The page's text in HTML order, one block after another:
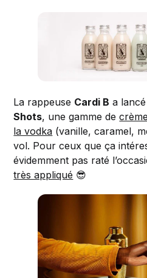
La rappeuse Cardi B a
Shots, une gamme de
la vodka (vanille, caramel,
vol. Pour ceux que ça
évidemment pas raté
très appliqué 😎